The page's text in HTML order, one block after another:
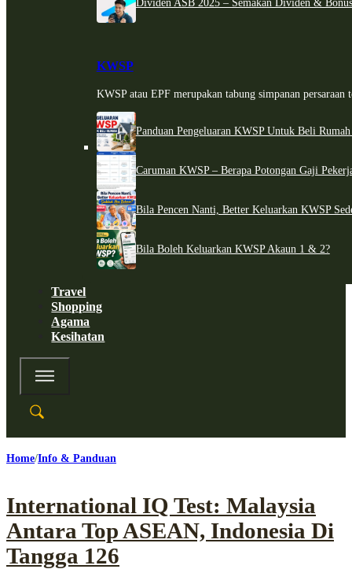
KWSP
KWSP atau EPF merupakan tabung simpanan persaraan
Panduan Pengeluaran KWSP Untuk Beli
Caruman KWSP – Berapa Potongan Gaji
Bila Pencen Nanti, Better Keluarkan KWSP
Bila Boleh Keluarkan KWSP Akaun 1 & 2?
Travel
Shopping
Agama
Kesihatan
Home Info & Panduan
International IQ Test: Malaysia
Antara Top ASEAN, Indonesia Di
Tangga 126